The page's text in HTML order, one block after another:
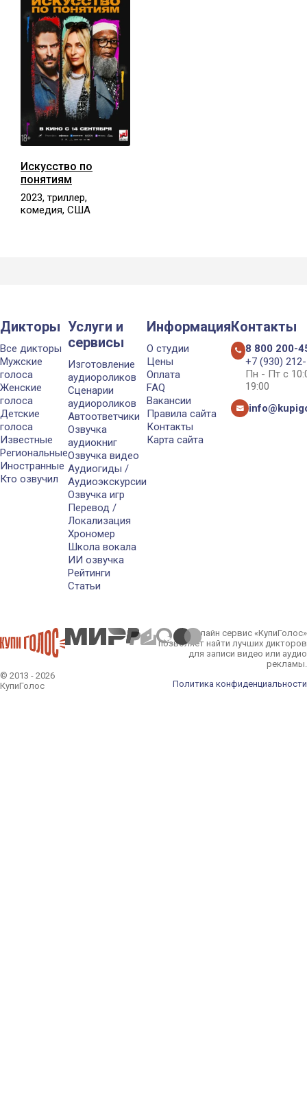
Искусство по
понятиям
2023, триллер,
комедия, США
Дикторы
Все дикторы
Мужские
голоса
Женские
голоса
Детские
голоса
Известные
Региональные
Иностранные
Кто озвучил
Услуги и
сервисы
Изготовление
аудиороликов
Сценарии
аудиороликов
Автоответчики
Озвучка
аудиокниг
Озвучка видео
Аудиогиды /
Аудиоэкскурсии
Озвучка игр
Перевод /
Локализация
Хрономер
Школа вокала
ИИ озвучка
Рейтинги
Статьи
Информация
О студии
Цены
Оплата
FAQ
Вакансии
Правила сайта
Контакты
Карта сайта
Контакты
8 800 200-
+7 (930)
Пн - Пт с
19:00
© 2013 - 2026
КупиГолос
Онлайн сервис «КупиГолос»
позволяет найти лучших дикторов
для записи видео или аудио
рекламы.
Политика конфиденциальности